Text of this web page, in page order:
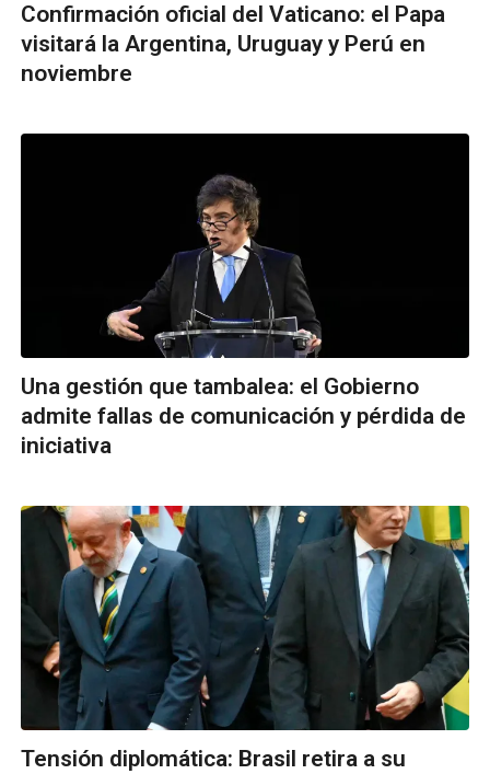
Confirmación oficial del Vaticano: el Papa
visitará la Argentina, Uruguay y Perú en
noviembre
Una gestión que tambalea: el Gobierno
admite fallas de comunicación y pérdida de
iniciativa
Tensión diplomática: Brasil retira a su